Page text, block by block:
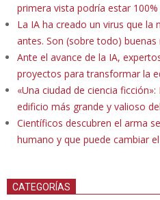
primera vista podría estar
La IA ha creado un virus que la
antes. Son (sobre todo) buenas
Ante el avance de la IA,
proyectos para transformar la
«Una ciudad de ciencia
edificio más grande y valioso
Científicos descubren el arma
humano y que puede cambiar
CATEGORÍAS